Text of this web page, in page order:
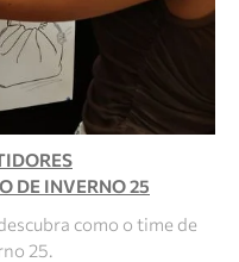
DE INVERNO 25
como o time de
25.